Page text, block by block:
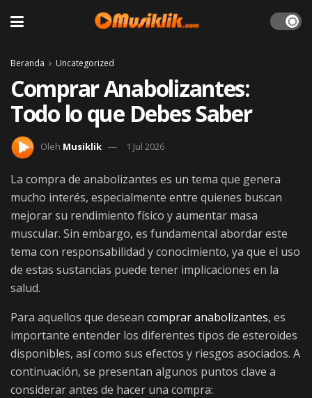
Beranda Uncategorized
Comprar Anabolizantes:
Todo lo que Debes Saber
Oleh Musiklik 1 Jul 2026
La compra de anabolizantes es un tema que genera
mucho interés, especialmente entre quienes buscan
mejorar su rendimiento físico y aumentar masa
muscular. Sin embargo, es fundamental abordar este
tema con responsabilidad y conocimiento, ya que el uso
de estas sustancias puede tener implicaciones en la
salud.
Para aquellos que desean comprar anabolizantes, es
importante entender los diferentes tipos de esteroides
disponibles, así como sus efectos y riesgos asociados. A
continuación, se presentan algunos puntos clave a
considerar antes de hacer una compra: